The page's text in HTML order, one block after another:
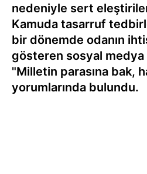
nedeniyle sert
Kamuda tasarruf
bir dönemde odanın
gösteren sosyal medya
"Milletin parasına bak,
yorumlarında bulundu.